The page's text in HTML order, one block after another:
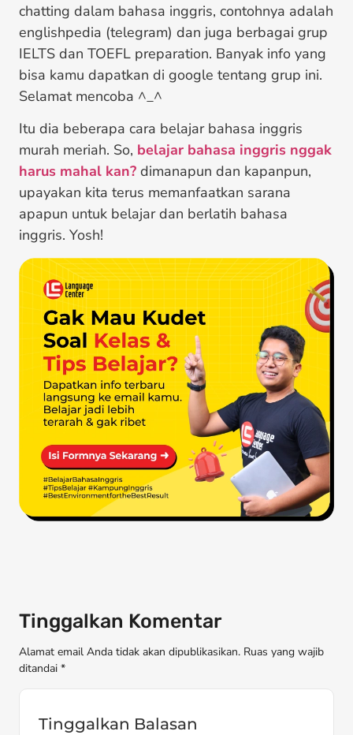
chatting dalam bahasa inggris, contohnya adalah
englishpedia (telegram) dan juga berbagai grup
IELTS dan TOEFL preparation. Banyak info yang
bisa kamu dapatkan di google tentang grup ini.
Selamat mencoba ^_^
Itu dia beberapa cara belajar bahasa inggris
murah meriah. So, belajar bahasa inggris nggak
harus mahal kan? dimanapun dan kapanpun,
upayakan kita terus memanfaatkan sarana
apapun untuk belajar dan berlatih bahasa
inggris. Yosh!
Tinggalkan Komentar
Alamat email Anda tidak akan dipublikasikan. Ruas yang wajib
ditandai *
Tinggalkan Balasan